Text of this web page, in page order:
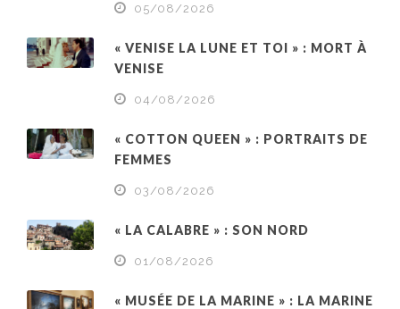
05/08/2026
« VENISE LA LUNE ET TOI » : MORT À
VENISE
04/08/2026
« COTTON QUEEN » : PORTRAITS DE
FEMMES
03/08/2026
« LA CALABRE » : SON NORD
01/08/2026
« MUSÉE DE LA MARINE » : LA MARINE